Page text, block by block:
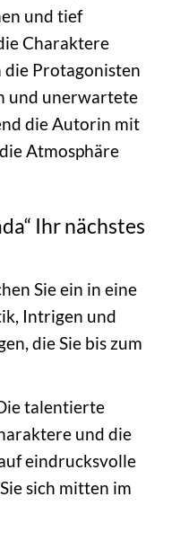
und tief
Charaktere
die Protagonisten
und unerwartete
die Autorin mit
Atmosphäre
Ihr nächstes
Sie ein in eine
Intrigen und
die Sie bis zum
talentierte
und die
eindrucksvolle
sich mitten im